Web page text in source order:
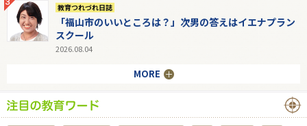
教育つれづれ日誌
「福山市のいいところは？」次男の答えはイエナプラン
スクール
2026.08.04
MORE